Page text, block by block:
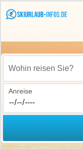
Wohin reisen Sie?
Anreise